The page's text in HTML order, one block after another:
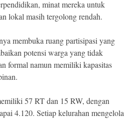
minat mereka untuk
lokal masih tergolong rendah.
membuka ruang partisipasi yang
potensi warga yang tidak
formal namun memiliki kapasitas
57 RT dan 15 RW, dengan
4.120. Setiap kelurahan mengelola